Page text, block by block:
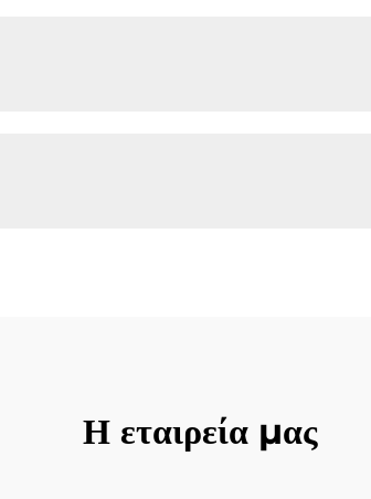
Η εταιρεία μας